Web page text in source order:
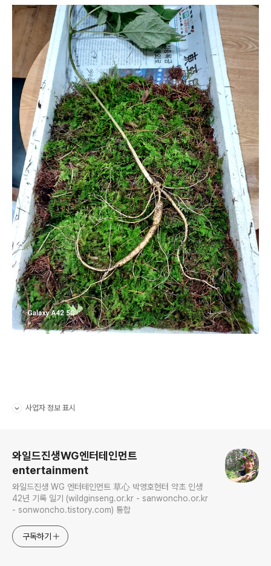
사업자 정보 표시
와일드진생WG엔터테인먼트
entertainment
와일드진생 WG 엔터테인먼트 草心 박영호헌터 약초 인생
42년 기록 일기 (wildginseng.or.kr - sanwoncho.or.kr
- sonwoncho.tistory.com) 통합
구독하기